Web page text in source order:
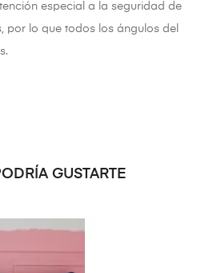
especial a la seguridad de
por lo que todos los ángulos del
GUSTARTE